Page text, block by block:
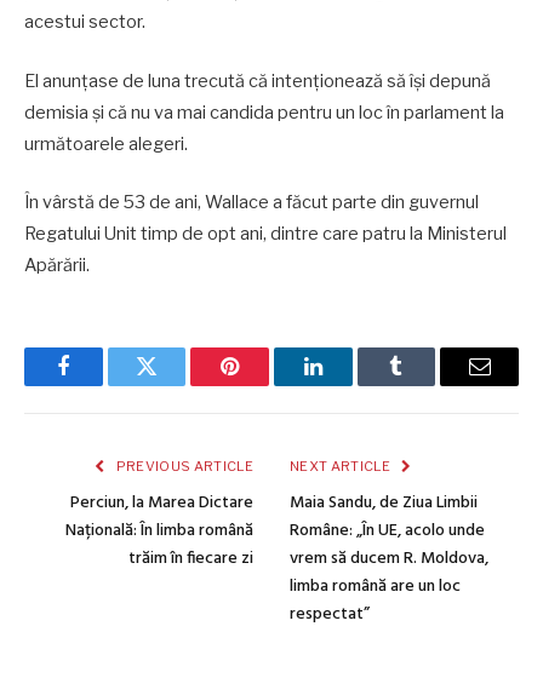
acestui sector.
El anunţase de luna trecută că intenţionează să îşi depună
demisia şi că nu va mai candida pentru un loc în parlament la
următoarele alegeri.
În vârstă de 53 de ani, Wallace a făcut parte din guvernul
Regatului Unit timp de opt ani, dintre care patru la Ministerul
Apărării.
FacebookTwitter Pinterest LinkedInTumblr Email
PREVIOUS ARTICLE
Perciun, la Marea Dictare
Națională: În limba română
trăim în fiecare zi
NEXT ARTICLE
Maia Sandu, de Ziua Limbii
Române: „În UE, acolo unde
vrem să ducem R. Moldova,
limba română are un loc
respectat”